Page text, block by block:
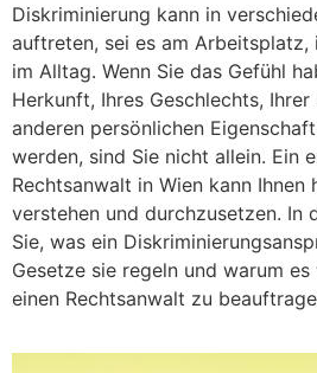
Diskriminierung kann in
auftreten, sei es am
im Alltag. Wenn Sie das Gefühl
Herkunft, Ihres Geschlechts,
anderen persönlichen
werden, sind Sie nicht allein. Ein
Rechtsanwalt in Wien kann Ihnen
verstehen und durchzusetzen. In
Sie, was ein
Gesetze sie regeln und warum
einen Rechtsanwalt zu